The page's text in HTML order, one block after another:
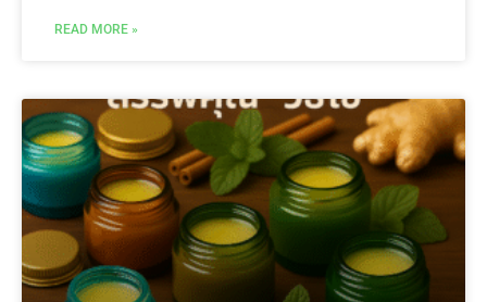
READ MORE »